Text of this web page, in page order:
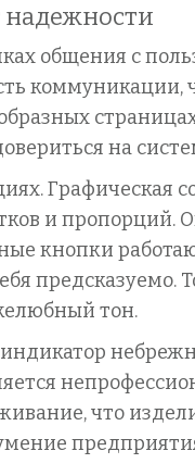
надежности
общения с
на
Графическая
и пропорций.
кнопки
тон.
что